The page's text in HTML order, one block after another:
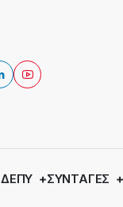
ΔΕΠΥ ΣΥΝΤΑΓΈΣ